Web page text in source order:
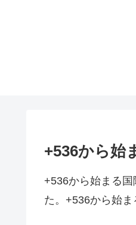
+536から始
+536から始まる
た。+536から始ま